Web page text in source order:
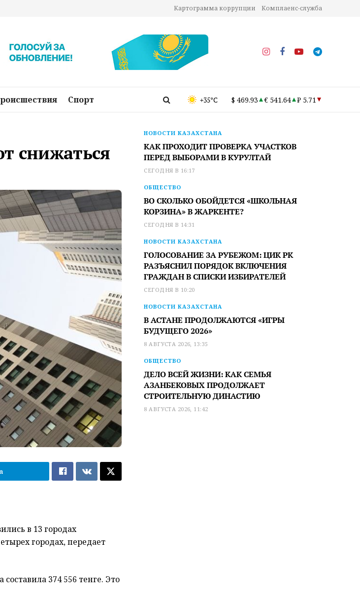
Картограмма коррупции Комплаенс-служба
Спорт +35°C $ 469.93 € 541.64 ₽ 5.71
снижаться
в 13 городах
городах, передает
374 556 тенге. Это
НОВОСТИ КАЗАХСТАНА
КАК ПРОХОДИТ ПРОВЕРКА УЧАСТКОВ
ПЕРЕД ВЫБОРАМИ В КУРУЛТАЙ
СЕГОДНЯ В 16:17
ОБЩЕСТВО
ВО СКОЛЬКО ОБОЙДЕТСЯ «ШКОЛЬНАЯ
КОРЗИНА» В ЖАРКЕНТЕ?
СЕГОДНЯ В 14:31
НОВОСТИ КАЗАХСТАНА
ГОЛОСОВАНИЕ ЗА РУБЕЖОМ: ЦИК РК
РАЗЪЯСНИЛ ПОРЯДОК ВКЛЮЧЕНИЯ
ГРАЖДАН В СПИСКИ ИЗБИРАТЕЛЕЙ
СЕГОДНЯ В 10:20
НОВОСТИ КАЗАХСТАНА
В АСТАНЕ ПРОДОЛЖАЮТСЯ «ИГРЫ
БУДУЩЕГО 2026»
8 АВГУСТА 2026, 13:35
ОБЩЕСТВО
ДЕЛО ВСЕЙ ЖИЗНИ: КАК СЕМЬЯ
АЗАНБЕКОВЫХ ПРОДОЛЖАЕТ
СТРОИТЕЛЬНУЮ ДИНАСТИЮ
8 АВГУСТА 2026, 11:42